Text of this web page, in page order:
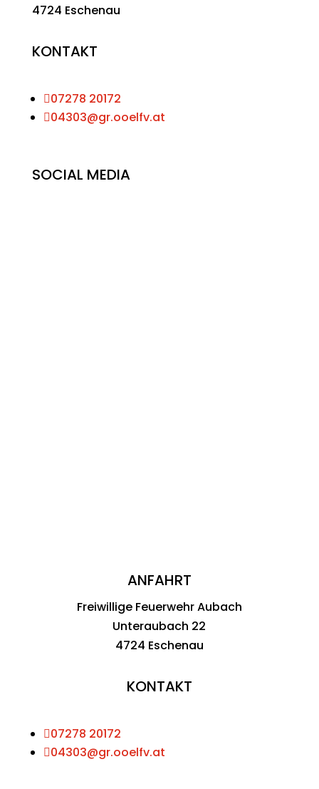
4724 Eschenau
KONTAKT
07278 20172
04303@gr.ooelfv.at
SOCIAL MEDIA
ANFAHRT
Freiwillige Feuerwehr Aubach
Unteraubach 22
4724 Eschenau
KONTAKT
07278 20172
04303@gr.ooelfv.at